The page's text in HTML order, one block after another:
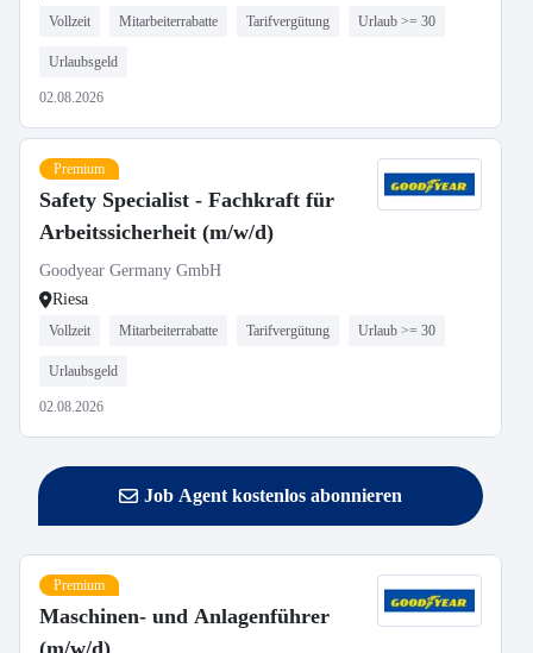
Vollzeit Mitarbeiterrabatte Tarifvergütung Urlaub >= 30
Urlaubsgeld
02.08.2026
Premium
Safety Specialist - Fachkraft für
Arbeitssicherheit (m/w/d)
Goodyear Germany GmbH
Riesa
Vollzeit Mitarbeiterrabatte Tarifvergütung Urlaub >= 30
Urlaubsgeld
02.08.2026
Job Agent kostenlos abonnieren
Premium
Maschinen- und Anlagenführer
(m/w/d)